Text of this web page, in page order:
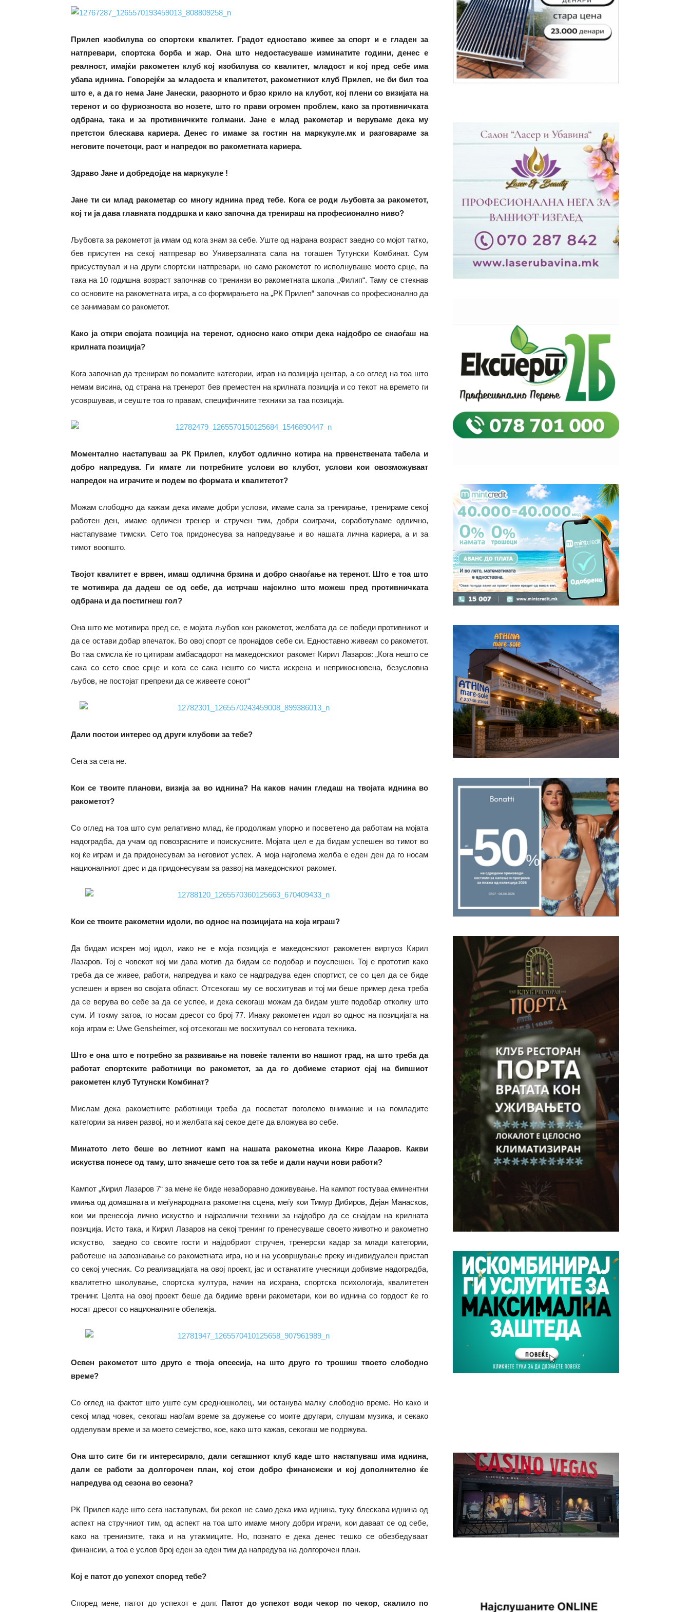
Прилеп изобилува со спортски квалитет. Градот едноставо живее за спорт и е гладен за
натпревари, спортска борба и жар. Она што недостасуваше изминатите години, денес е
реалност, имајќи ракометен клуб кој изобилува со квалитет, младост и кој пред себе има
убава иднина. Говорејќи за младоста и квалитетот, ракометниот клуб Прилеп, не би бил тоа
што е, а да го нема Јане Јанески, разорното и брзо крило на клубот, кој плени со визијата на
теренот и со фуриозноста во нозете, што го прави огромен проблем, како за противничката
одбрана, така и за противничките голмани. Јане е млад ракометар и веруваме дека му
претстои блескава кариера. Денес го имаме за гостин на маркукуле.мк и разговараме за
неговите почетоци, раст и напредок во ракометната кариера.
Здраво Јане и добредојде на маркукуле !
Јане ти си млад ракометар со многу иднина пред тебе. Кога се роди љубовта за ракометот,
кој ти ја дава главната поддршка и како започна да тренираш на професионално ниво?
Љубовта за ракометот ја имам од кога знам за себе. Уште од најрана возраст заедно со мојот татко,
бев присутен на секој натпревар во Универзалната сала на тогашен Тутунски Kомбинат. Сум
присуствувал и на други спортски натпревари, но само ракометот го исполнуваше моето срце, па
така на 10 годишна возраст започнав со тренинзи во ракометната школа „Филип“. Таму се стекнав
со основите на ракометната игра, а со формирањето на „РК Прилеп“ започнав со професионално да
се занимавам со ракометот.
Како ја откри својата позиција на теренот, односно како откри дека најдобро се снаоѓаш на
крилната позиција?
Кога започнав да тренирам во помалите категории, играв на позиција центар, а со оглед на тоа што
немам висина, од страна на тренерот бев преместен на крилната позиција и со текот на времето ги
усовршував, и сеуште тоа го правам, специфичните техники за таа позиција.
Моментално настапуваш за РК Прилеп, клубот одлично котира на првенствената табела и
добро напредува. Ги имате ли потребните услови во клубот, услови кои овозможуваат
напредок на играчите и подем во формата и квалитетот?
Можам слободно да кажам дека имаме добри услови, имаме сала за тренирање, тренираме секој
работен ден, имаме одличен тренер и стручен тим, добри соиграчи, соработуваме одлично,
настапуваме тимски. Сето тоа придонесува за напредување и во нашата лична кариера, а и за
тимот воопшто.
Твојот квалитет е врвен, имаш одлична брзина и добро снаоѓање на теренот. Што е тоа што
те мотивира да дадеш се од себе, да истрчаш најсилно што можеш пред противничката
одбрана и да постигнеш гол?
Она што ме мотивира пред се, е мојата љубов кон ракометот, желбата да се победи противникот и
да се остави добар впечаток. Во овој спорт се пронајдов себе си. Едноставно живеам со ракометот.
Во таа смисла ќе го цитирам амбасадорот на македонскиот ракомет Кирил Лазаров: „Кога нешто се
сака со сето свое срце и кога се сака нешто со чиста искрена и неприкосновена, безусловна
љубов, не постојат препреки да се живеете сонот“
Дали постои интерес од други клубови за тебе?
Сега за сега не.
Кои се твоите планови, визија за во иднина? На каков начин гледаш на твојата иднина во
ракометот?
Со оглед на тоа што сум релативно млад, ќе продолжам упорно и посветено да работам на мојата
надоградба, да учам од повозрасните и поискусните. Мојата цел е да бидам успешен во тимот во
кој ќе играм и да придонесувам за неговиот успех. А моја најголема желба е еден ден да го носам
националниот дрес и да придонесувам за развој на македонскиот ракомет.
Кои се твоите ракометни идоли, во однос на позицијата на која играш?
Да бидам искрен мој идол, иако не е моја позиција е македонскиот ракометен виртуоз Кирил
Лазаров. Тој е човекот кој ми дава мотив да бидам се подобар и поуспешен. Тој е прототип како
треба да се живее, работи, напредува и како се надградува еден спортист, се со цел да се биде
успешен и врвен во својата област. Отсекогаш му се восхитував и тој ми беше пример дека треба
да се верува во себе за да се успее, и дека секогаш можам да бидам уште подобар отколку што
сум. И токму затоа, го носам дресот со број 77. Инаку ракометен идол во однос на позицијата на
која играм е: Uwe Gensheimer, кој отсекогаш ме восхитувал со неговата техника.
Што е она што е потребно за развивање на повеќе таленти во нашиот град, на што треба да
работат спортските работници во ракометот, за да го добиеме стариот сјај на бившиот
ракометен клуб Тутунски Комбинат?
Мислам дека ракометните работници треба да посветат поголемо внимание и на помладите
категории за нивен развој, но и желбата кај секое дете да вложува во себе.
Минатото лето беше во летниот камп на нашата ракометна икона Кире Лазаров. Какви
искуства понесе од таму, што значеше сето тоа за тебе и дали научи нови работи?
Кампот „Кирил Лазаров 7“ за мене ќе биде незаборавно доживување. На кампот гостуваа еминентни
имиња од домашната и меѓународната ракометна сцена, меѓу кои Тимур Дибиров, Дејан Манасков,
кои ми пренесоја лично искуство и најразлични техники за најдобро да се снајдам на крилната
позиција. Исто така, и Кирил Лазаров на секој тренинг го пренесуваше своето животно и ракометно
искуство, заедно со своите гости и најдобриот стручен, тренерски кадар за млади категории,
работеше на запознавање со ракометната игра, но и на усовршување преку индивидуален пристап
со секој учесник. Со реализацијата на овој проект, јас и останатите учесници добивме надоградба,
квалитетно школување, спортска култура, начин на исхрана, спортска психологија, квалитетен
тренинг. Целта на овој проект беше да бидиме врвни ракометари, кои во иднина со гордост ќе го
носат дресот со националните обележја.
Освен ракометот што друго е твоја опсесија, на што друго го трошиш твоето слободно
време?
Со оглед на фактот што уште сум средношколец, ми останува малку слободно време. Но како и
секој млад човек, секогаш наоѓам време за дружење со моите другари, слушам музика, и секако
одделувам време и за моето семејство, кое, како што кажав, секогаш ме подржува.
Она што сите би ги интересирало, дали сегашниот клуб каде што настапуваш има иднина,
дали се работи за долгорочен план, кој стои добро финансиски и кој дополнително ќе
напредува од сезона во сезона?
РК Прилеп каде што сега настапувам, би рекол не само дека има иднина, туку блескава иднина од
аспект на стручниот тим, од аспект на тоа што имаме многу добри играчи, кои даваат се од себе,
како на тренинзите, така и на утакмиците. Но, познато е дека денес тешко се обезбедуваат
финансии, а тоа е услов број еден за еден тим да напредува на долгорочен план.
Кој е патот до успехот според тебе?
Според мене, патот до успехот е долг. Патот до успехот води чекор по чекор, скалило по